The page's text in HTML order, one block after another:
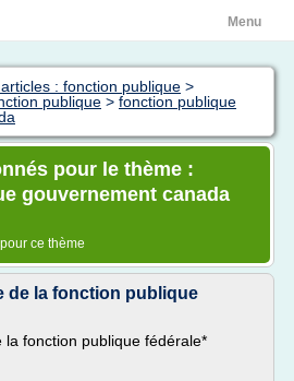
Menu
: fonction publique >
publique > fonction publique
pour le thème :
gouvernement canada
pour ce thème
de la fonction publique
fonction publique fédérale*